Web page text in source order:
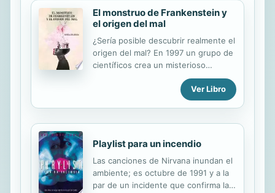
El monstruo de Frankenstein y
el origen del mal
¿Sería posible descubrir realmente el
origen del mal? En 1997 un grupo de
científicos crea un misterioso
proyecto para conseguirlo. Varios
años después, la visita de un
inesperado Dr. Frankenstein
antropólogo Félix Martinelli. Esto
solo será el principio de una
aventura que llevará a un grupo de
científicos a viajar por el mundo y por
la historia para descubrir los
secretos que se esconden detrás de
Ver Libro
Playlist para un incendio
Las canciones de Nirvana inundan el
ambiente; es octubre de 1991 y a la
par de un incidente que confirma las